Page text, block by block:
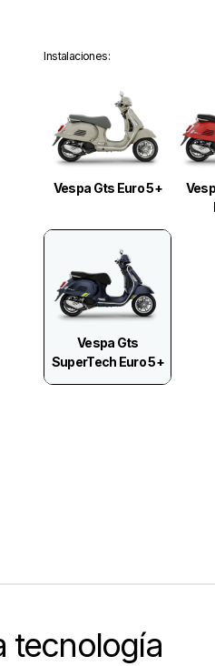
Instalaciones:
Vespa Gts Euro 5+
Vespa Gts
SuperTech Euro 5+
tecnología